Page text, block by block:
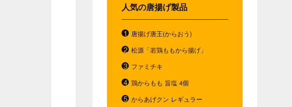
人気の唐揚げ製品
唐揚げ唐王(からおう)
松源「若鶏ももから揚げ」
ファミチキ
鶏からもも 旨塩 4個
からあげクン レギュラー